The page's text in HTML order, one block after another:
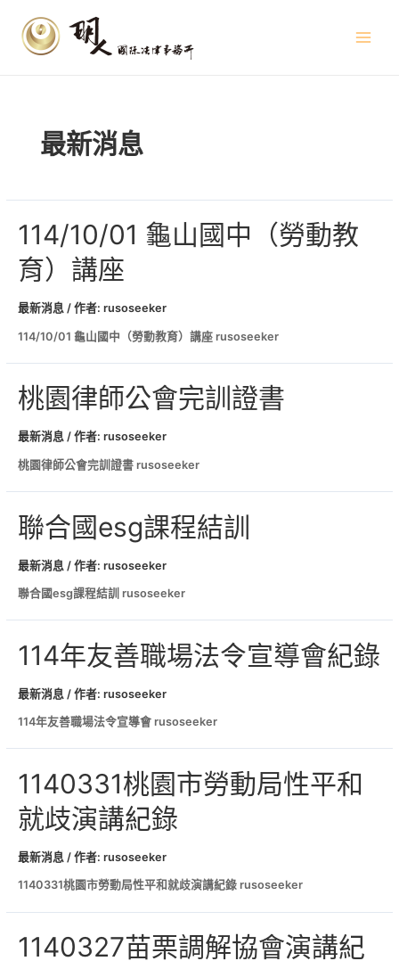
Menu
最新消息
114/10/01 龜山國中（勞動教
育）講座
最新消息/ 作者: rusoseeker
114/10/01 龜山國中（勞動教育）講座 rusoseeker
桃園律師公會完訓證書
最新消息/ 作者: rusoseeker
桃園律師公會完訓證書 rusoseeker
聯合國esg課程結訓
最新消息 / 作者: rusoseeker
聯合國esg課程結訓 rusoseeker
114年友善職場法令宣導會紀錄
最新消息 / 作者: rusoseeker
114年友善職場法令宣導會 rusoseeker
1140331桃園市勞動局性平和
就歧演講紀錄
最新消息 / 作者: rusoseeker
1140331桃園市勞動局性平和就歧演講紀錄 rusoseeker
1140327苗栗調解協會演講紀